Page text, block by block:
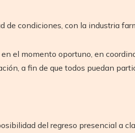
condiciones, con la industria
el momento oportuno, en
a fin de que todos puedan
del regreso presencial a